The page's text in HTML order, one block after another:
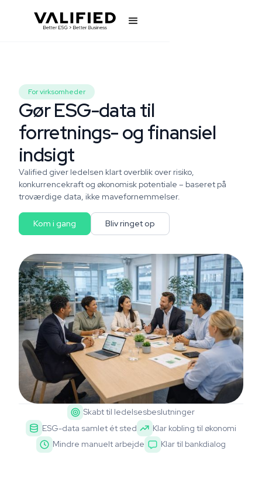
For virksomheder
Gør ESG-data til
forretnings- og finansiel
indsigt
Valified giver ledelsen klart overblik over risiko,
konkurrencekraft og økonomisk potentiale – baseret på
troværdige data, ikke mavefornemmelser.
Kom i gang Bliv ringet op
Skabt til ledelsesbeslutninger
ESG-data samlet ét sted
Klar kobling til økonomi
Mindre manuelt arbejde
Klar til bankdialog